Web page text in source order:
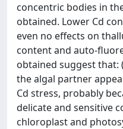
concentric bodies in
obtained. Lower Cd
even no effects on
content and auto-
obtained suggest that:
the algal partner
Cd stress, probably
delicate and sensitive
chloroplast and